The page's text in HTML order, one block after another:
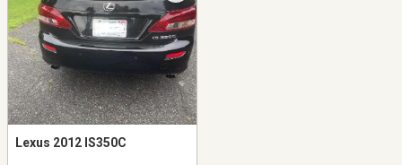
Lexus 2012 IS350C